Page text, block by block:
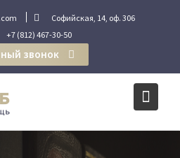
Софийская, 14, оф. 306
+7 (812) 467-30-50
звонок